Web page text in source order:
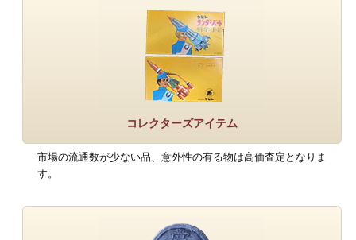
コレクターズアイテム
市場の流通数が少ない品、意外性の有る物は高価査定となりま
す。